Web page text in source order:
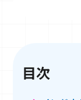
目次